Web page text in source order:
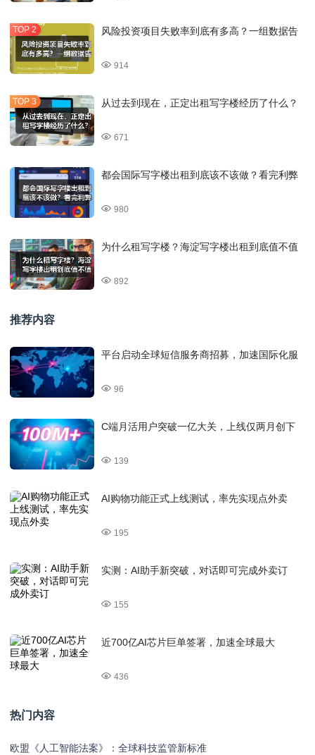
风险投资项目失败率到底有多高？一组数据告
914
从过去到现在，正定出租写字楼经历了什么？
671
都会国际写字楼出租到底该不该做？看完利弊
980
为什么租写字楼？海淀写字楼出租到底值不值
892
推荐内容
平台启动全球短信服务商招募，加速国际化服
96
C端月活用户突破一亿大关，上线仅两月创下
139
AI购物功能正式上线测试，率先实现点外卖
195
实测：AI助手新突破，对话即可完成外卖订
155
近700亿AI芯片巨单签署，加速全球最大
436
热门内容
欧盟《人工智能法案》：全球科技监管新标准